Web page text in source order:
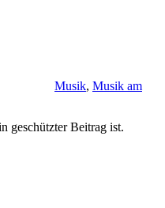
Musik, Musik am
geschützter Beitrag ist.